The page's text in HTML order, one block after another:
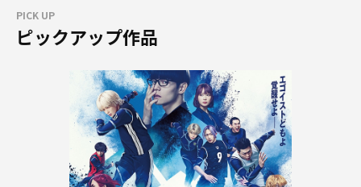
PICK UP
ピックアップ作品